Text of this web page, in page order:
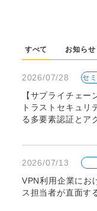
すべて お知らせ
2026/07/28 セ
【サプライチェ
トラストセキュリ
る多要素認証とア
2026/07/13
VPN利用企業にお
ス担当者が直面す